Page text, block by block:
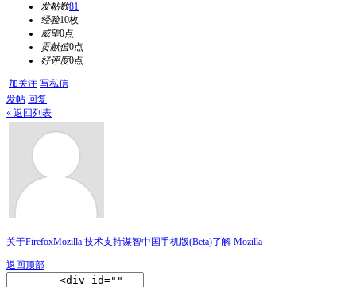
发帖数81
经验10枚
威望0点
贡献值0点
好评度0点
加关注 写私信
发帖 回复
« 返回列表
关于FirefoxMozilla 技术支持谋智中国手机版(Beta)了解 Mozilla
返回顶部